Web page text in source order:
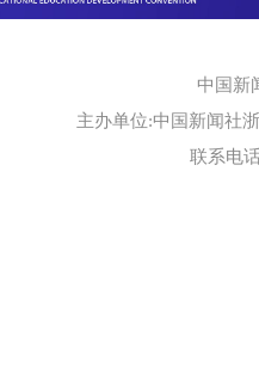
中国新
主办单位:中国新闻社
联系电